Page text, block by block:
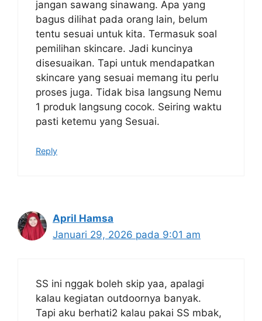
jangan sawang sinawang. Apa yang
bagus dilihat pada orang lain, belum
tentu sesuai untuk kita. Termasuk soal
pemilihan skincare. Jadi kuncinya
disesuaikan. Tapi untuk mendapatkan
skincare yang sesuai memang itu perlu
proses juga. Tidak bisa langsung Nemu
1 produk langsung cocok. Seiring waktu
pasti ketemu yang Sesuai.
Reply
April Hamsa
Januari 29, 2026 pada 9:01 am
SS ini nggak boleh skip yaa, apalagi
kalau kegiatan outdoornya banyak.
Tapi aku berhati2 kalau pakai SS mbak,